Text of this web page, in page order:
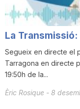
La
Segueix en directe el
Tarragona en directe
19:50h de la...
Èric Rosique - 8